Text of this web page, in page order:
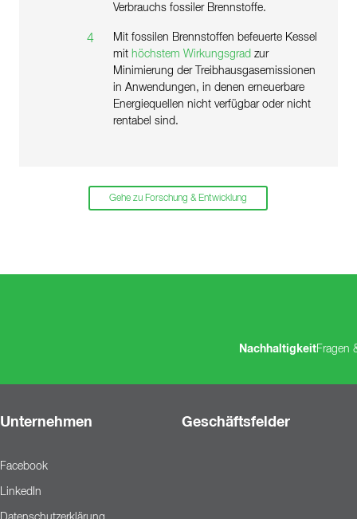
Verbrauchs fossiler Brennstoffe.
4
Mit fossilen Brennstoffen befeuerte Kessel
mit höchstem Wirkungsgrad zur
Minimierung der Treibhausgasemissionen
in Anwendungen, in denen erneuerbare
Energiequellen nicht verfügbar oder nicht
rentabel sind.
Gehe zu Forschung & Entwicklung
NachhaltigkeitFragen
Unternehmen Geschäftsfelder
Facebook
LinkedIn